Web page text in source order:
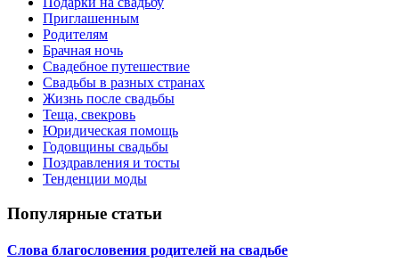
Приглашенным
Родителям
Брачная ночь
Свадебное путешествие
Свадьбы в разных странах
Жизнь после свадьбы
Теща, свекровь
Юридическая помощь
Годовщины свадьбы
Поздравления и тосты
Тенденции моды
Популярные статьи
Слова благословения родителей на свадьбе